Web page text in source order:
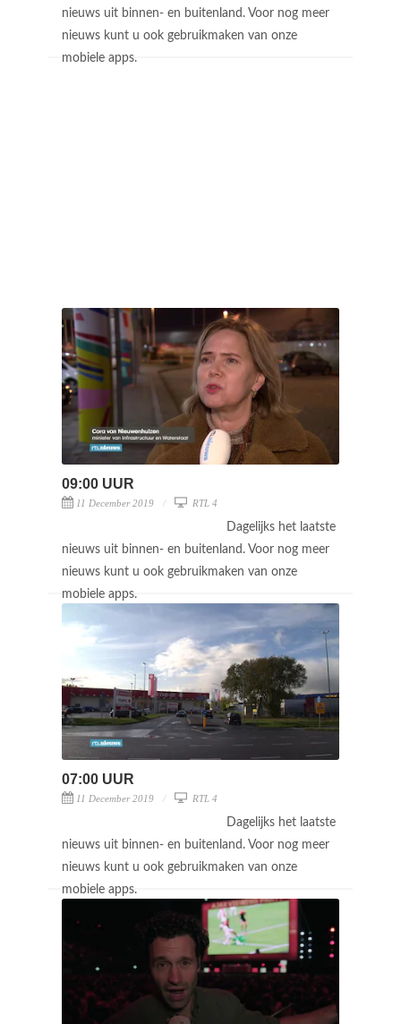
nieuws uit binnen- en buitenland. Voor nog meer
nieuws kunt u ook gebruikmaken van onze
mobiele apps.
09:00 UUR
11 December 2019 RTL 4
Dagelijks het laatste
nieuws uit binnen- en buitenland. Voor nog meer
nieuws kunt u ook gebruikmaken van onze
mobiele apps.
07:00 UUR
11 December 2019 RTL 4
Dagelijks het laatste
nieuws uit binnen- en buitenland. Voor nog meer
nieuws kunt u ook gebruikmaken van onze
mobiele apps.